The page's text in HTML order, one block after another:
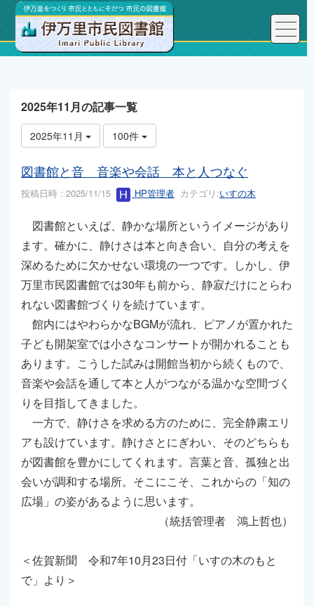
トップページ こんにちは、図書館長です！
2025年11月の記事一覧
2025年11月 100件
図書館と音 音楽や会話 本と人つなぐ
投稿日時 : 2025/11/15 HP管理者 カテゴリ:いすの木
図書館といえば、静かな場所というイメージがあり
ます。確かに、静けさは本と向き合い、自分の考えを
深めるために欠かせない環境の一つです。しかし、伊
万里市民図書館では30年も前から、静寂だけにとらわ
れない図書館づくりを続けています。
館内にはやわらかなBGMが流れ、ピアノが置かれた
子ども開架室では小さなコンサートが開かれることも
あります。こうした試みは開館当初から続くもので、
音楽や会話を通して本と人がつながる温かな空間づく
りを目指してきました。
一方で、静けさを求める方のために、完全静粛エリ
アも設けています。静けさとにぎわい、そのどちらも
が図書館を豊かにしてくれます。言葉と音、孤独と出
会いが調和する場所。そこにこそ、これからの「知の
広場」の姿があるように思います。
（統括管理者 鴻上哲也）
＜佐賀新聞 令和7年10月23日付「いすの木のもと
で」より＞